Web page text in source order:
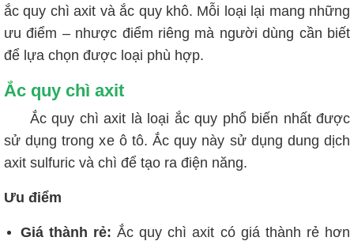
ắc quy chì axit và ắc quy khô. Mỗi loại lại mang những
ưu điểm – nhược điểm riêng mà người dùng cần biết
để lựa chọn được loại phù hợp.
Ắc quy chì axit
Ắc quy chì axit là loại ắc quy phổ biến nhất được
sử dụng trong xe ô tô. Ắc quy này sử dụng dung dịch
axit sulfuric và chì để tạo ra điện năng.
Ưu điểm
Giá thành rẻ:Ắc quy chì axit có giá thành rẻ hơn